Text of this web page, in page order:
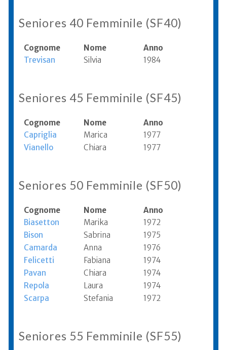
Seniores 40 Femminile (SF40)
Cognome Nome
Anno
Trevisan
Silvia 1984
Seniores 45 Femminile (SF45)
Cognome Nome
Anno
Capriglia
Marica
1977
Vianello
Chiara 1977
Seniores 50 Femminile (SF50)
Cognome Nome
Anno
Biasetton
Marika
1972
Bison
Sabrina
1975
Camarda
Anna
1976
Felicetti
Fabiana
1974
Pavan
Chiara
1974
Repola
Laura
1974
Scarpa
Stefania 1972
Seniores 55 Femminile (SF55)